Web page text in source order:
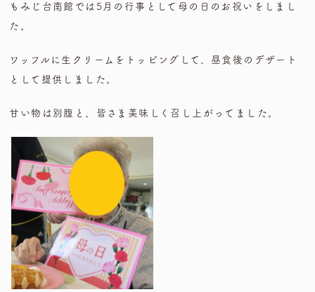
もみじ台南館では5月の行事として母の日のお祝いをしまし
た。
ワッフルに生クリームをトッピングして、昼食後のデザート
として提供しました。
甘い物は別腹と、皆さま美味しく召し上がってました。